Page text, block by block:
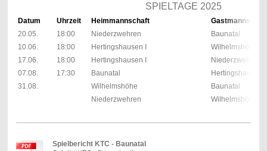
SPIELTAGE 2025
Datum Uhrzeit Heimmannschaft
Gastmannschaft
20.05.
18:00 Niederzwehren
Baunatal
10.06.
18:00 Hertingshausen I
Wilhelmshöhe
17.06.
18:00 Hertingshausen I
Niederzwehren
07.08.
17:30 Baunatal
Hertingshausen I
31.08.
Wilhelmshöhe
Baunatal
Niederzwehren
Wilhelmshöhe
Spielbericht KTC - Baunatal